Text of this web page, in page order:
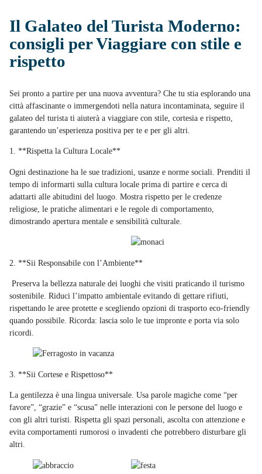
Il Galateo del Turista Moderno:
consigli per Viaggiare con stile e
rispetto
Sei pronto a partire per una nuova avventura? Che tu stia esplorando una
città affascinante o immergendoti nella natura incontaminata, seguire il
galateo del turista ti aiuterà a viaggiare con stile, cortesia e rispetto,
garantendo un’esperienza positiva per te e per gli altri.
1. **Rispetta la Cultura Locale**
Ogni destinazione ha le sue tradizioni, usanze e norme sociali. Prenditi il
tempo di informarti sulla cultura locale prima di partire e cerca di
adattarti alle abitudini del luogo. Mostra rispetto per le credenze
religiose, le pratiche alimentari e le regole di comportamento,
dimostrando apertura mentale e sensibilità culturale.
2. **Sii Responsabile con l’Ambiente**
Preserva la bellezza naturale dei luoghi che visiti praticando il turismo
sostenibile. Riduci l’impatto ambientale evitando di gettare rifiuti,
rispettando le aree protette e scegliendo opzioni di trasporto eco-friendly
quando possibile. Ricorda: lascia solo le tue impronte e porta via solo
ricordi.
3. **Sii Cortese e Rispettoso**
La gentilezza è una lingua universale. Usa parole magiche come “per
favore”, “grazie” e “scusa” nelle interazioni con le persone del luogo e
con gli altri turisti. Rispetta gli spazi personali, ascolta con attenzione e
evita comportamenti rumorosi o invadenti che potrebbero disturbare gli
altri.